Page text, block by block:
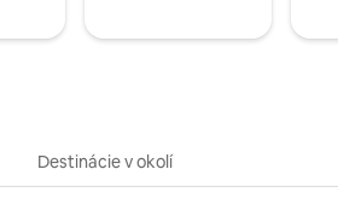
Destinácie v okolí